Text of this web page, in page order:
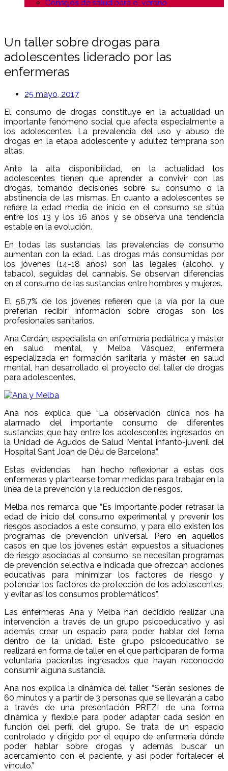
Consejos de salud para el verano
Un taller sobre drogas para
adolescentes liderado por las
enfermeras
25 mayo, 2017
El consumo de drogas constituye en la actualidad un
importante fenómeno social que afecta especialmente a
los adolescentes. La prevalencia del uso y abuso de
drogas en la etapa adolescente y adultez temprana son
altas.
Ante la alta disponibilidad, en la actualidad los
adolescentes tienen que aprender a convivir con las
drogas, tomando decisiones sobre su consumo o la
abstinencia de las mismas. En cuanto a adolescentes se
refiere la edad media de inicio en el consumo se sitúa
entre los 13 y los 16 años y se observa una tendencia
estable en la evolución.
En todas las sustancias, las prevalencias de consumo
aumentan con la edad. Las drogas más consumidas por
los jóvenes (14-18 años) son las legales (alcohol y
tabaco), seguidas del cannabis. Se observan diferencias
en el consumo de las sustancias entre hombres y mujeres.
El 56,7% de los jóvenes refieren que la vía por la que
preferían recibir información sobre drogas son los
profesionales sanitarios.
Ana Cerdán, especialista en enfermería pediátrica y máster
en salud mental, y Melba Vásquez, enfermera
especializada en formación sanitaria y máster en salud
mental, han desarrollado el proyecto del taller de drogas
para adolescentes.
Ana nos explica que “La observación clínica nos ha
alarmado del importante consumo de diferentes
sustancias que hay entre los adolescentes ingresados en
la Unidad de Agudos de Salud Mental infanto-juvenil del
Hospital Sant Joan de Déu de Barcelona”.
Estas evidencias han hecho reflexionar a estas dos
enfermeras y plantearse tomar medidas para trabajar en la
línea de la prevención y la reducción de riesgos.
Melba nos remarca que “Es importante poder retrasar la
edad de inicio del consumo experimental y prevenir los
riesgos asociados a este consumo, y para ello existen los
programas de prevención universal. Pero en aquellos
casos en que los jóvenes están expuestos a situaciones
de riesgo asociadas al consumo, se necesitan programas
de prevención selectiva e indicada que ofrezcan acciones
educativas para minimizar los factores de riesgo y
potenciar los factores de protección de los adolescentes,
y evitar así los consumos problemáticos”.
Las enfermeras Ana y Melba han decidido realizar una
intervención a través de un grupo psicoeducativo y así
además crear un espacio para poder hablar del tema
dentro de la unidad. Este grupo psicoeducativo se
realizará en forma de taller en el que participaran de forma
voluntaria pacientes ingresados que hayan reconocido
consumir alguna sustancia.
Ana nos explica la dinámica del taller, “Serán sesiones de
60 minutos y a partir de 3 personas que se llevarán a cabo
a través de una presentación PREZI de una forma
dinámica y flexible para poder adaptar cada sesión en
función del perfil del grupo. Se trata de un espacio
controlado y dirigido por el equipo de enfermería dónde
poder hablar sobre drogas y además buscar un
acercamiento con el paciente, y así poder fortalecer el
vínculo.”